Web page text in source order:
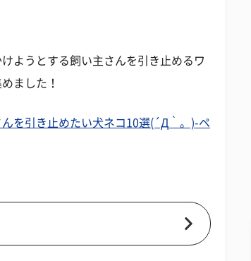
ようとする飼い主さんを引き止めるワ
ました！
を引き止めたい犬ネコ10選(´Д｀。)-ペ